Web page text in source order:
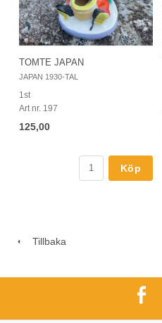
TOMTE JAPAN
JAPAN 1930-TAL
1st
Art nr. 197
125,00
Köp
Tillbaka